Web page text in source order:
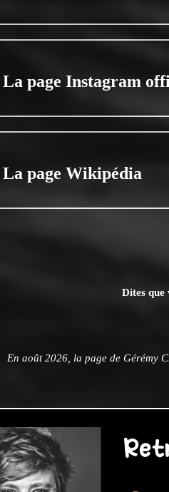
La page Instagram
La page Wikipédia
Dites que
En août 2026, la page de Gérémy